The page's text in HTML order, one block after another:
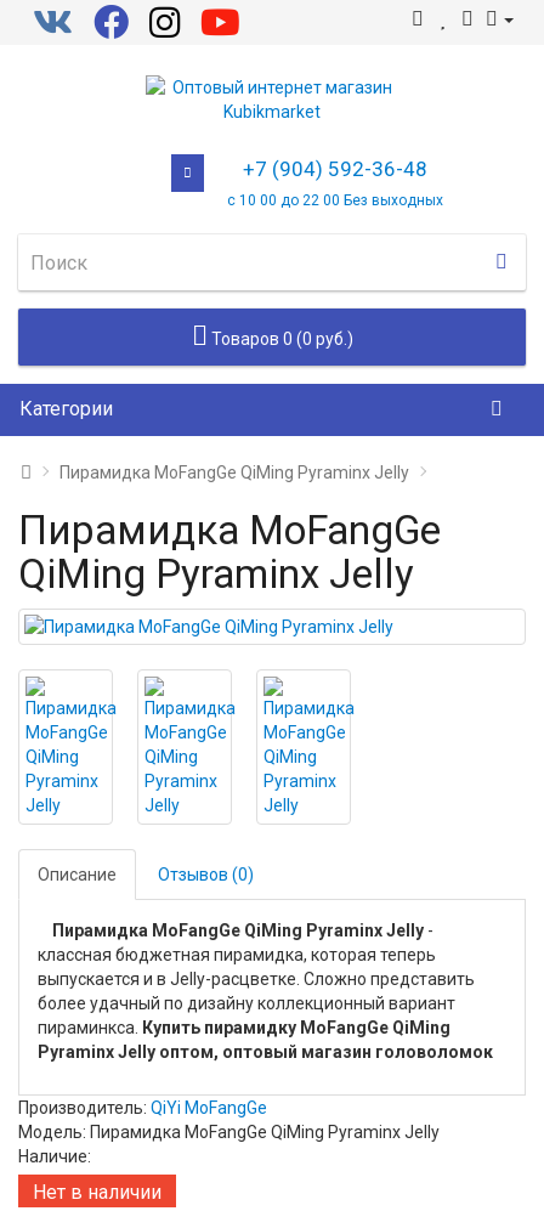
+7 (904) 592-36-48
с 10 00 до 22 00 Без выходных
Товаров 0 (0 руб.)
Категории
Пирамидка MoFangGe QiMing Pyraminx Jelly
Пирамидка MoFangGe
QiMing Pyraminx Jelly
Описание Отзывов (0)
Пирамидка MoFangGe QiMing Pyraminx Jelly -
классная бюджетная пирамидка, которая теперь
выпускается и в Jelly-расцветке. Сложно представить
более удачный по дизайну коллекционный вариант
пираминкса.
Купить пирамидку MoFangGe QiMing
Pyraminx Jelly оптом, оптовый магазин головоломок
Производитель: QiYi MoFangGe
Модель: Пирамидка MoFangGe QiMing Pyraminx Jelly
Наличие:
Нет в наличии